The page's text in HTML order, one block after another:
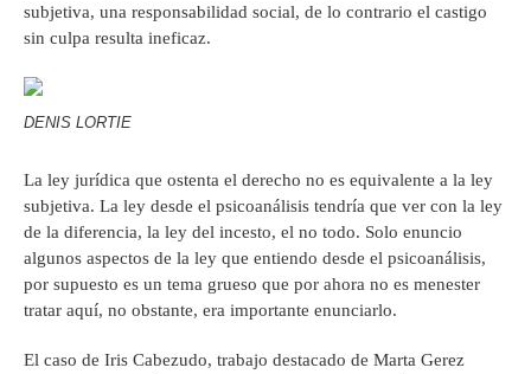
subjetiva, una responsabilidad social, de lo contrario el castigo
sin culpa resulta ineficaz.
DENIS LORTIE
La ley jurídica que ostenta el derecho no es equivalente a la ley
subjetiva. La ley desde el psicoanálisis tendría que ver con la ley
de la diferencia, la ley del incesto, el no todo. Solo enuncio
algunos aspectos de la ley que entiendo desde el psicoanálisis,
por supuesto es un tema grueso que por ahora no es menester
tratar aquí, no obstante, era importante enunciarlo.
El caso de Iris Cabezudo, trabajo destacado de Marta Gerez